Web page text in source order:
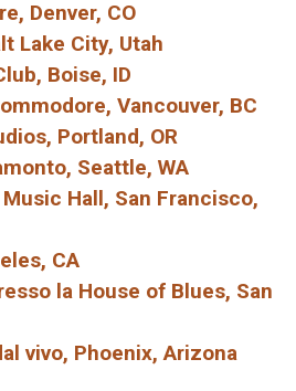
Denver, CO
Lake City, Utah
Boise, ID
Vancouver, BC
Portland, OR
Seattle, WA
Hall, San Francisco,
CA
la House of Blues, San
vivo, Phoenix, Arizona